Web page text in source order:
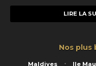
LIRE LA
Nos plus
Maldives Ile